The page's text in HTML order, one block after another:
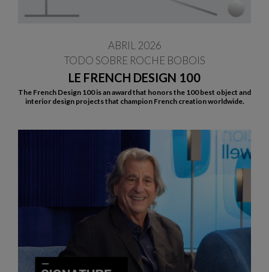
LE FRENCH DESIGN 100
ABRIL 2026
TODO SOBRE ROCHE BOBOIS
The French Design 100 is an award that honors the 100 best object and
interior design projects that champion French creation worldwide.